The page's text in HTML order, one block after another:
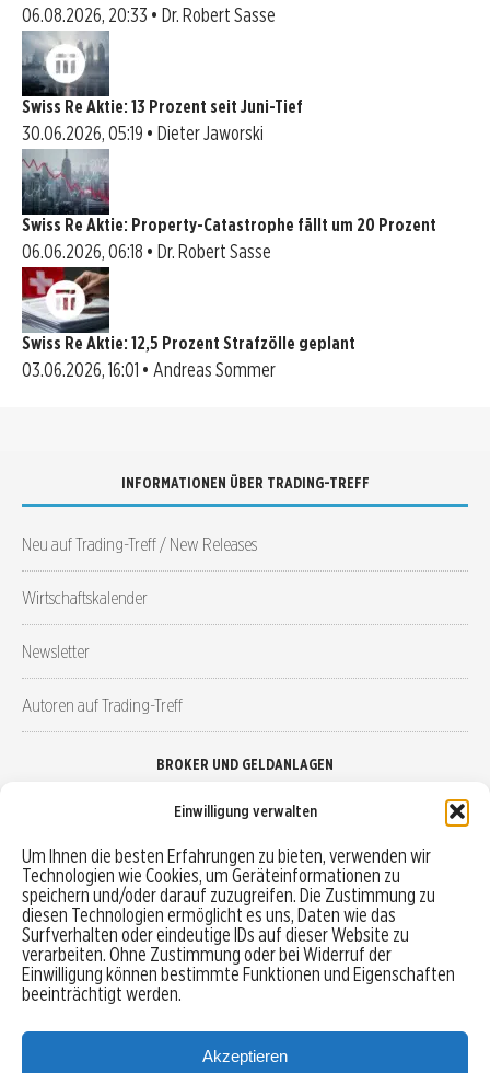
Einwilligung verwalten
Um Ihnen die besten Erfahrungen zu bieten, verwenden wir
Technologien wie Cookies, um Geräteinformationen zu
speichern und/oder darauf zuzugreifen. Die Zustimmung zu
diesen Technologien ermöglicht es uns, Daten wie das
Surfverhalten oder eindeutige IDs auf dieser Website zu
verarbeiten. Ohne Zustimmung oder bei Widerruf der
Einwilligung können bestimmte Funktionen und Eigenschaften
beeinträchtigt werden.
Akzeptieren
06.08.2026, 20:33 • Dr. Robert Sasse
Swiss Re Aktie: 13 Prozent seit Juni-Tief
30.06.2026, 05:19 • Dieter Jaworski
Swiss Re Aktie: Property-Catastrophe fällt um 20 Prozent
06.06.2026, 06:18 • Dr. Robert Sasse
Swiss Re Aktie: 12,5 Prozent Strafzölle geplant
03.06.2026, 16:01 • Andreas Sommer
INFORMATIONEN ÜBER TRADING-TREFF
Neu auf Trading-Treff / New Releases
Wirtschaftskalender
Newsletter
Autoren auf Trading-Treff
BROKER UND GELDANLAGEN
Robo-Advisor vergleichen
Depotvergleich
Festgeld vergleichen
Tagesgeld vergleichen